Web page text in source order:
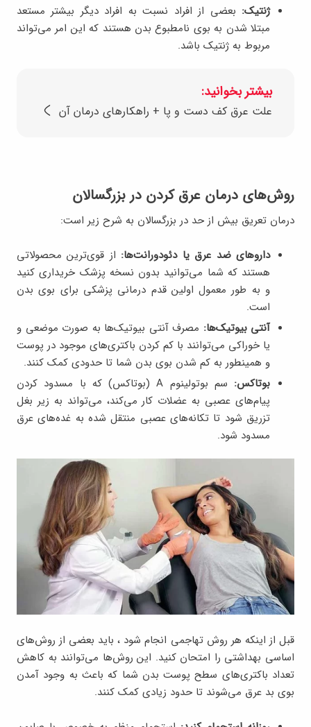
ژنتیک: بعضی از افراد نسبت به افراد دیگر بیشتر مستعد
مبتلا شدن به بوی نامطبوع بدن هستند که این امر می‌تواند
مربوط به ژنتیک باشد.
بیشتر بخوانید:
علت عرق کف دست و پا + راهکارهای درمان آن
روش‌های درمان عرق کردن در بزرگسالان
درمان تعریق بیش از حد در بزرگسالان به شرح زیر است:
داروهای ضد عرق یا دئودورانت‌ها: از قوی‌ترین محصولاتی
هستند که شما می‌توانید بدون نسخه‌ پزشک خریداری کنید
و به طور معمول اولین قدم درمانی پزشکی برای بوی بدن
است.
آنتی‌ بیوتیک‌ها: مصرف آنتی بیوتیک‌ها به صورت موضعی و
یا خوراکی می‌توانند با کم کردن باکتری‌های موجود در پوست
و همینطور به کم شدن بوی بدن شما تا حدودی کمک کنند.
بوتاکس:
سم بوتولینوم A (بوتاکس) که با مسدود کردن
پیام‌های عصبی به عضلات کار می‌کند، می‌تواند به زیر بغل
تزریق شود تا تکانه‌های عصبی منتقل شده به غده‌های عرق
مسدود شود.
قبل از اینکه هر روش تهاجمی انجام شود ، باید بعضی از روش‌های
اساسی بهداشتی را امتحان کنید. این روش‌ها می‌توانند به کاهش
تعداد باکتری‌های سطح پوست بدن شما که باعث به وجود آمدن
بوی بد عرق می‌شوند تا حدود زیادی کمک کنند.